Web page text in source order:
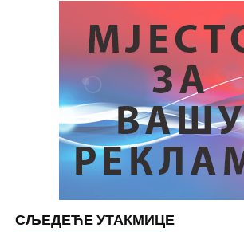
СЉЕДЕЋЕ УТАКМИЦЕ